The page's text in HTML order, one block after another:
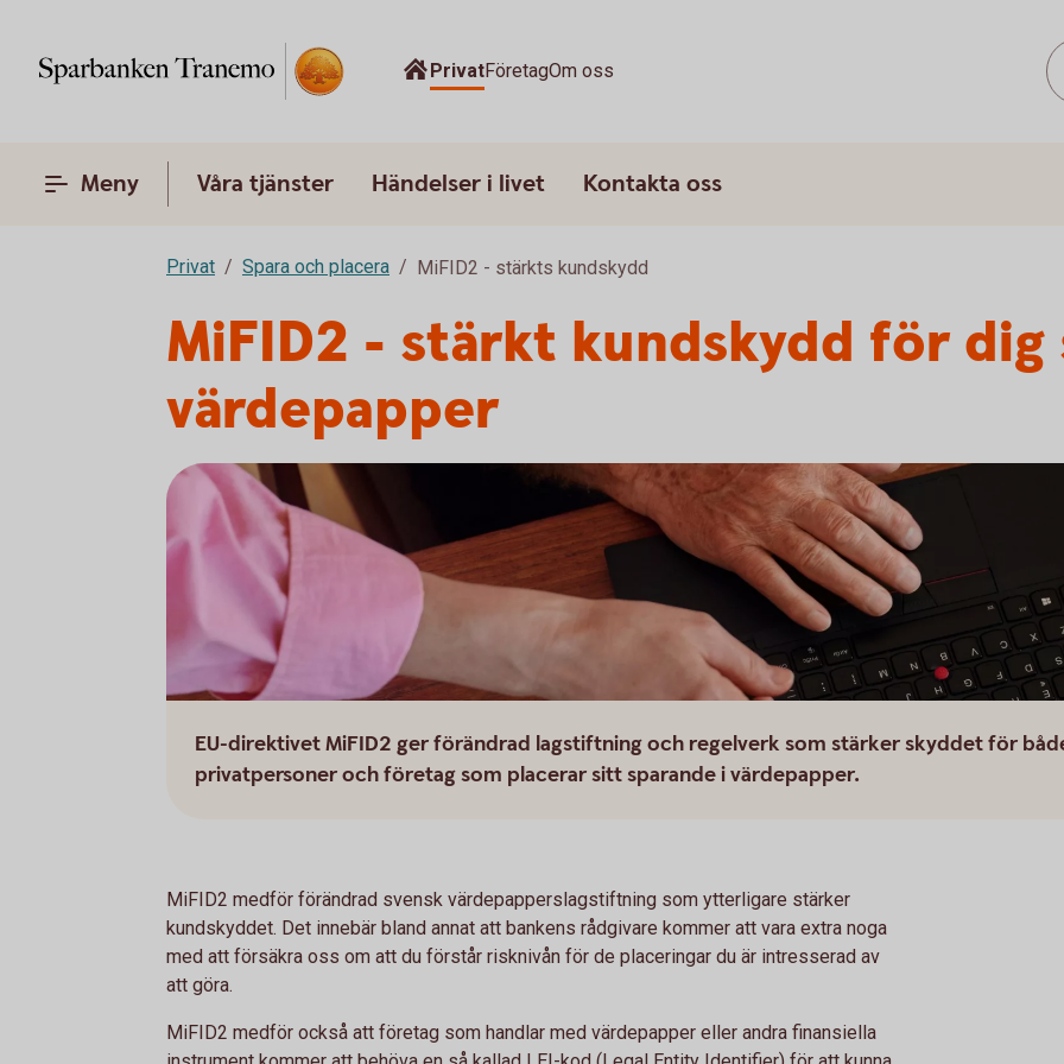
PrivatFöretagOm oss
Meny Våra tjänster Händelser i livet Kontakta oss
Privat Spara och placera MiFID2 - stärkts kundskydd
MiFID2 - stärkt kundskydd för dig
värdepapper
EU-direktivet MiFID2 ger förändrad lagstiftning och regelverk som stärker skyddet för
privatpersoner och företag som placerar sitt sparande i värdepapper.
MiFID2 medför förändrad svensk värdepapperslagstiftning som ytterligare stärker
kundskyddet. Det innebär bland annat att bankens rådgivare kommer att vara extra noga
med att försäkra oss om att du förstår risknivån för de placeringar du är intresserad av
att göra.
MiFID2 medför också att företag som handlar med värdepapper eller andra finansiella